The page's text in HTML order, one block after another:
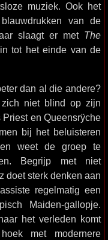
muziek. Ook het
van de
slaagt er met The
tot het einde van de
dan al die andere?
niet blind op zijn
en Queensrÿche
bij het beluisteren
weet de groep te
Begrijp met niet
doet sterk denken aan
regelmatig een
Maiden-gallopje.
het verleden komt
met modernere